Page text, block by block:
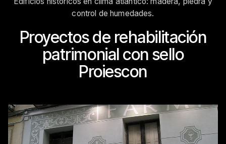
control de humedades.
Proyectos de rehabilitación
patrimonial con sello
Proiescon